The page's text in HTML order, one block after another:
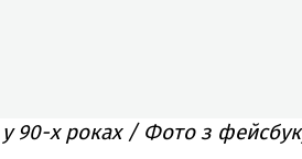
у 90-х роках / Фото з